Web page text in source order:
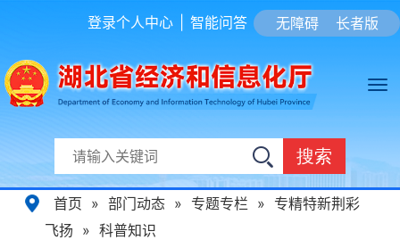
无障碍 长者版
登录个人中心 智能问答
搜索
首页 » 部门动态 » 专题专栏 » 专精特新荆彩
飞扬 » 科普知识